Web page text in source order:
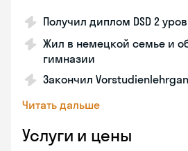
Получил диплом DSD 2
Жил в немецкой семье и
гимназии
Закончил
Читать дальше
Услуги и цены